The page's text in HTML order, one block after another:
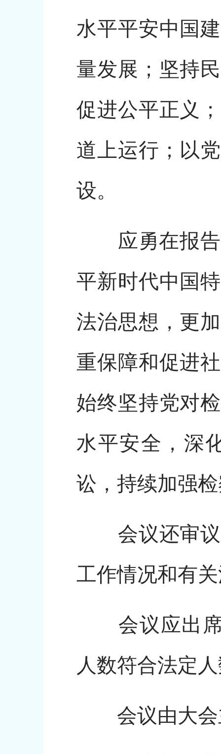
水平平安中国
量发展；坚持
促进公平正义
道上运行；以
设。
应勇在报告
平新时代中国
法治思想，更
重保障和促进
始终坚持党对
水平安全，深
讼，持续加强
会议还审议
工作情况和有
会议应出席
人数符合法定
会议由大会